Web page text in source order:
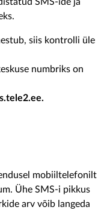
siis kontrolli üle
numbriks on
mobiiltelefonilt
Ühe SMS-i pikkus
arv võib langeda